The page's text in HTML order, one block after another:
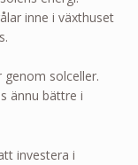
inne i växthuset
solceller.
ännu bättre i
investera i